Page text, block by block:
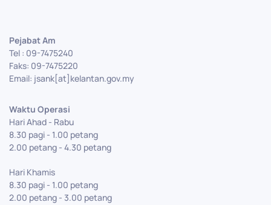
Pejabat Am
Tel : 09-7475240
Faks: 09-7475220
Email: jsank[at]kelantan.gov.my
Waktu Operasi
Hari Ahad - Rabu
8.30 pagi - 1.00 petang
2.00 petang - 4.30 petang
Hari Khamis
8.30 pagi - 1.00 petang
2.00 petang - 3.00 petang